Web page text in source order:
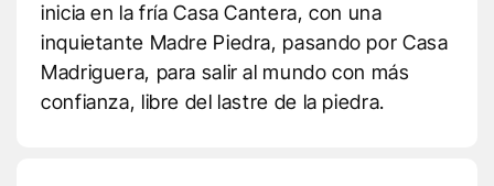
inicia en la fría Casa Cantera, con una
inquietante Madre Piedra, pasando por Casa
Madriguera, para salir al mundo con más
confianza, libre del lastre de la piedra.